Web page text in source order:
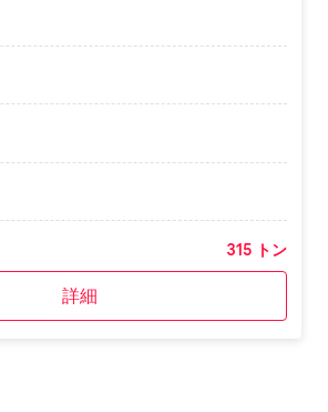
315 トン
詳細